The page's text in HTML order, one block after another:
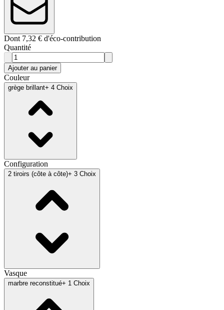
Dont 7,32 € d'éco-contribution
Quantité
Ajouter au panier
Couleur
grège brillant+ 4 Choix
Configuration
2 tiroirs (côte à côte)+ 3 Choix
Vasque
marbre reconstitué+ 1 Choix